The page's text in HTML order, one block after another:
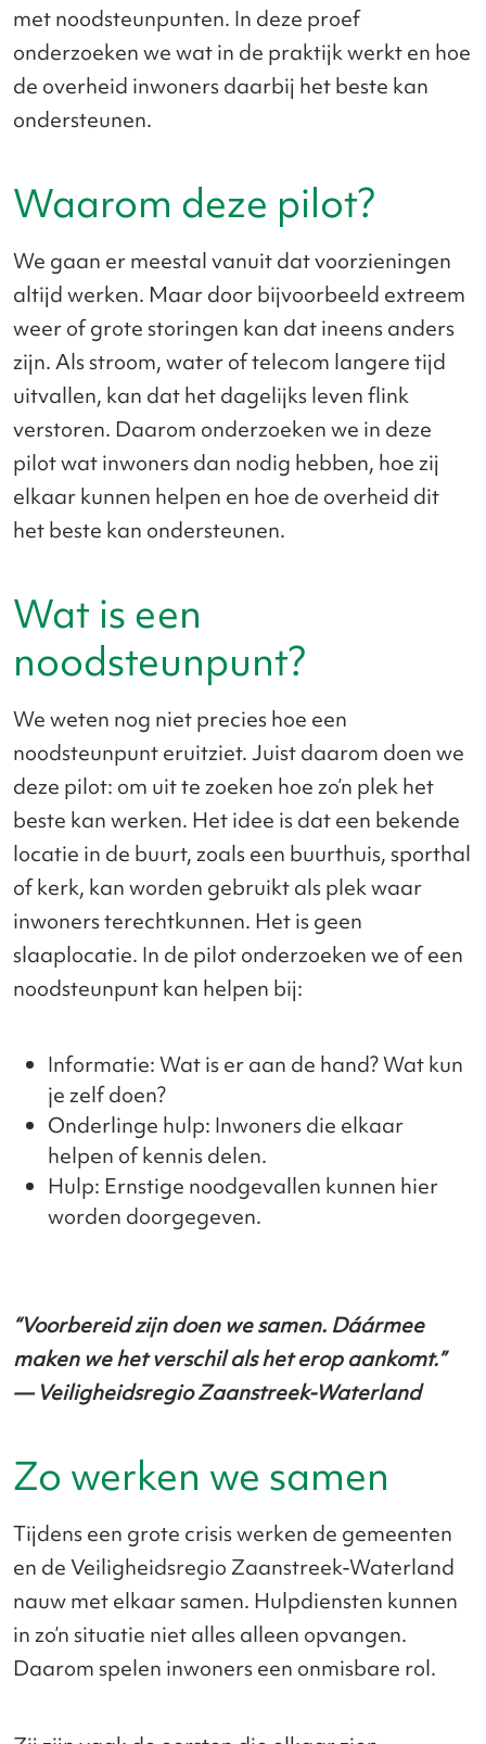
met noodsteunpunten. In deze proef
onderzoeken we wat in de praktijk werkt en hoe
de overheid inwoners daarbij het beste kan
ondersteunen.
Waarom deze pilot?
We gaan er meestal vanuit dat voorzieningen
altijd werken. Maar door bijvoorbeeld extreem
weer of grote storingen kan dat ineens anders
zijn. Als stroom, water of telecom langere tijd
uitvallen, kan dat het dagelijks leven flink
verstoren. Daarom onderzoeken we in deze
pilot wat inwoners dan nodig hebben, hoe zij
elkaar kunnen helpen en hoe de overheid dit
het beste kan ondersteunen.
Wat is een
noodsteunpunt?
We weten nog niet precies hoe een
noodsteunpunt eruitziet. Juist daarom doen we
deze pilot: om uit te zoeken hoe zo’n plek het
beste kan werken. Het idee is dat een bekende
locatie in de buurt, zoals een buurthuis, sporthal
of kerk, kan worden gebruikt als plek waar
inwoners terechtkunnen. Het is geen
slaaplocatie. In de pilot onderzoeken we of een
noodsteunpunt kan helpen bij:
Informatie: Wat is er aan de hand? Wat kun
je zelf doen?
Onderlinge hulp: Inwoners die elkaar
helpen of kennis delen.
Hulp: Ernstige noodgevallen kunnen hier
worden doorgegeven.
“Voorbereid zijn doen we samen. Dáármee
maken we het verschil als het erop aankomt.”
— Veiligheidsregio Zaanstreek-Waterland
Zo werken we samen
Tijdens een grote crisis werken de gemeenten
en de Veiligheidsregio Zaanstreek-Waterland
nauw met elkaar samen. Hulpdiensten kunnen
in zo’n situatie niet alles alleen opvangen.
Daarom spelen inwoners een onmisbare rol.